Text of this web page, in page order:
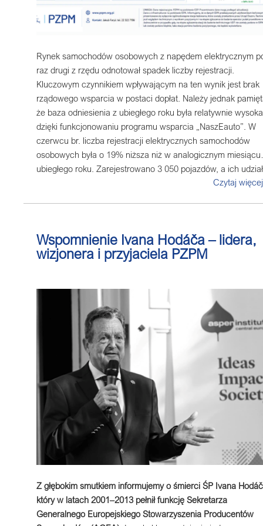
Rynek samochodów osobowych z napędem elektrycznym
raz drugi z rzędu odnotował spadek liczby rejestracji.
Kluczowym czynnikiem wpływającym na ten wynik jest brak
rządowego wsparcia w postaci dopłat. Należy jednak
że baza odniesienia z ubiegłego roku była relatywnie wysoka
dzięki funkcjonowaniu programu wsparcia „NaszEauto”. W
czerwcu br. liczba rejestracji elektrycznych samochodów
osobowych była o 19% niższa niż w analogicznym miesiącu
ubiegłego roku. Zarejestrowano 3 050 pojazdów, a ich
Czytaj
Wspomnienie Ivana Hodáča – lidera,
wizjonera i przyjaciela PZPM
Z głębokim smutkiem informujemy o śmierci ŚP Ivana
który w latach 2001–2013 pełnił funkcję Sekretarza
Generalnego Europejskiego Stowarzyszenia Producentów